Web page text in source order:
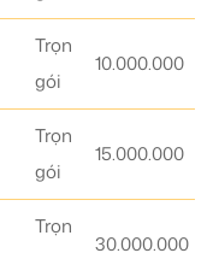
Trọn
gói
10.000.000
Trọn
gói
15.000.000
Trọn
30.000.000